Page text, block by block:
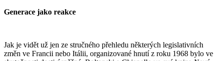
Generace jako reakce
Jak je vidět už jen ze stručného přehledu některých legislativních
změn ve Francii nebo Itálii, organizované hnutí z roku 1968 bylo ve